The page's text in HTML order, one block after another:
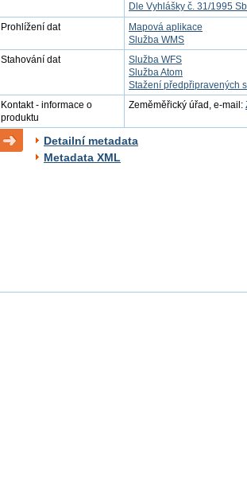
Dle Vyhlášky č. 31/1995
Prohlížení dat
Mapová aplikace
Služba WMS
Stahování dat
Služba WFS
Služba Atom
Stažení předpřipravených
Kontakt - informace o
produktu
Zeměměřický úřad, e-mail:
Detailní metadata
Metadata XML